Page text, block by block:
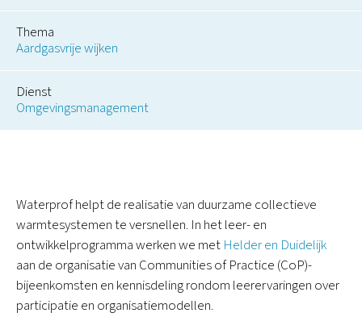
Thema
Aardgasvrije wijken
Dienst
Omgevingsmanagement
Waterprof helpt de realisatie van duurzame collectieve
warmtesystemen te versnellen. In het leer- en
ontwikkelprogramma werken we met Helder en Duidelijk
aan de organisatie van Communities of Practice (CoP)-
bijeenkomsten en kennisdeling rondom leerervaringen over
participatie en organisatiemodellen.